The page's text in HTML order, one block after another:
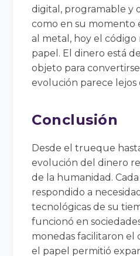
digital, programable y
como en su momento
al metal, hoy el código
papel. El dinero está
objeto para
evolución parece lejos
Conclusión
Desde el trueque
evolución del dinero
de la humanidad.
respondido a
tecnológicas de su
funcionó en
monedas facilitaron el
el papel permitió